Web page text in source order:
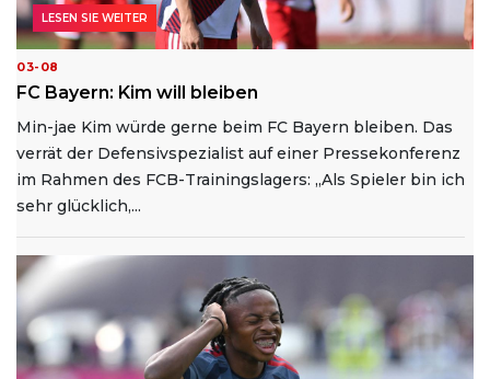
03-08
FC Bayern: Kim will bleiben
Min-jae Kim würde gerne beim FC Bayern bleiben. Das
verrät der Defensivspezialist auf einer Pressekonferenz
im Rahmen des FCB-Trainingslagers: „Als Spieler bin ich
sehr glücklich,...
LESEN SIE WEITER